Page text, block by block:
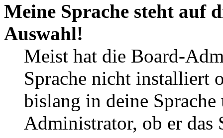
Meine Sprache steht auf
Auswahl!
Meist hat die Board-
Sprache nicht installiert
bislang in deine
Administrator, ob er das